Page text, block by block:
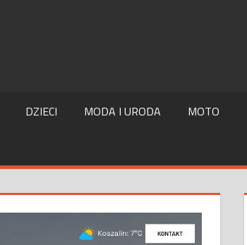
DZIECI MODA I URODA MOTO